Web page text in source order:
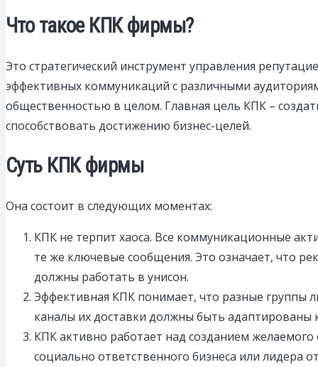
Что такое КПК фирмы?
Это стратегический инструмент управления
эффективных коммуникаций с различными
общественностью в целом. Главная цель КПК –
способствовать достижению бизнес-целей.
Суть КПК фирмы
Она состоит в следующих моментах:
КПК не терпит хаоса. Все коммуникационные
те же ключевые сообщения. Это означает, что
должны работать в унисон.
Эффективная КПК понимает, что разные
каналы их доставки должны быть адаптированы
КПК активно работает над созданием
социально ответственного бизнеса или лидера